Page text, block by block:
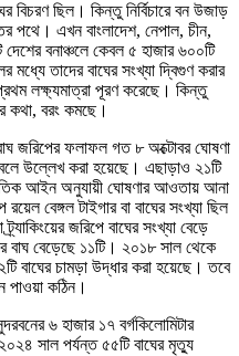
বিচরণ ছিল। কিন্তু নির্বিচারে বন উজাড়
পথে। এখন বাংলাদেশ, নেপাল, চীন,
দেশের বনাঞ্চলে কেবল ৫ হাজার ৬০০টি
তাদের বাঘের সংখ্যা দ্বিগুণ করার
লক্ষ্যমাত্রা পূরণ করেছে। কিন্তু
কথা, বরং কমছে।
জরিপের ফলাফল গত ৮ অক্টোবর ঘোষণা
উল্লেখ করা হয়েছে। এছাড়াও ২১টি
আইন অনুযায়ী ঘোষণার আওতায় আনা
বেঙ্গল টাইগার বা বাঘের সংখ্যা ছিল
জরিপে বাঘের সংখ্যা বেড়ে
বাঘ বেড়েছে ১১টি। ২০১৮ সাল থেকে
বাঘের চামড়া উদ্ধার করা হয়েছে। তবে
পাওয়া কঠিন।
৬ হাজার ১৭ বর্গকিলোমিটার
সাল পর্যন্ত ৫৫টি বাঘের মৃত্যু